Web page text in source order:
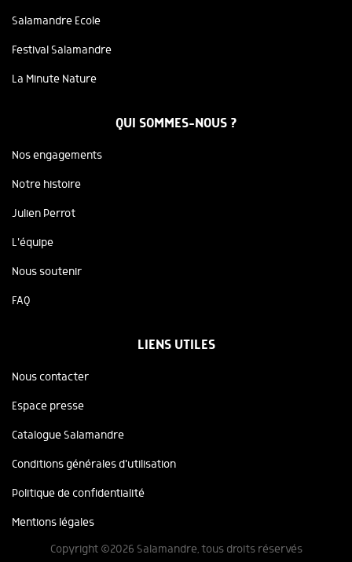
Salamandre Ecole
Festival Salamandre
La Minute Nature
QUI SOMMES-NOUS ?
Nos engagements
Notre histoire
Julien Perrot
L'équipe
Nous soutenir
FAQ
LIENS UTILES
Nous contacter
Espace presse
Catalogue Salamandre
Conditions générales d'utilisation
Politique de confidentialité
Mentions légales
Copyright ©2026 Salamandre, tous droits réservés